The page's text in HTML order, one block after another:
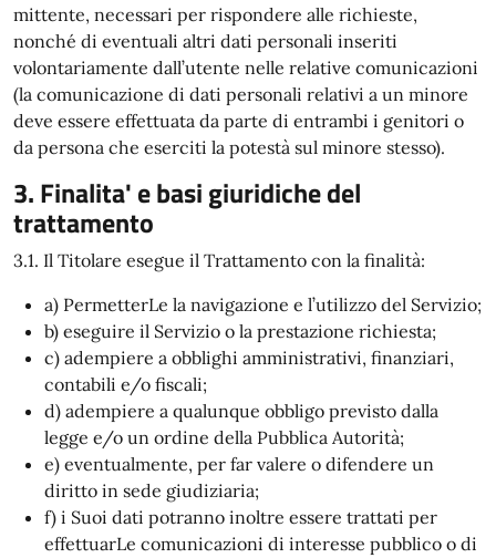
mittente, necessari per rispondere alle richieste,
nonché di eventuali altri dati personali inseriti
volontariamente dall’utente nelle relative comunicazioni
(la comunicazione di dati personali relativi a un minore
deve essere effettuata da parte di entrambi i genitori o
da persona che eserciti la potestà sul minore stesso).
3. Finalita' e basi giuridiche del
trattamento
3.1. Il Titolare esegue il Trattamento con la finalità:
a) PermetterLe la navigazione e l’utilizzo del Servizio;
b) eseguire il Servizio o la prestazione richiesta;
c) adempiere a obblighi amministrativi, finanziari,
contabili e/o fiscali;
d) adempiere a qualunque obbligo previsto dalla
legge e/o un ordine della Pubblica Autorità;
e) eventualmente, per far valere o difendere un
diritto in sede giudiziaria;
f) i Suoi dati potranno inoltre essere trattati per
effettuarLe comunicazioni di interesse pubblico o di